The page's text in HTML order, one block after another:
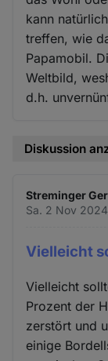
kann
treffen, wie
Papamobil.
Weltbild,
d.h.
Diskussion
Streminger
Sa. 2 Nov
Vielleicht
Vielleicht
Prozent der
zerstört und
einige